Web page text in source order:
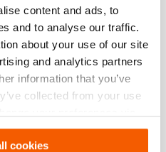
content and ads, to
and to analyse our traffic.
about your use of our site
and analytics partners
information that you’ve
collected from your use
.
cookies
de pression par clapet
effet exclus
plus